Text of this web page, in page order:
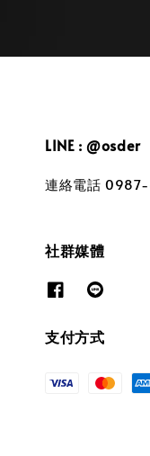
LINE : @osder
連絡電話
社群媒體
支付方式